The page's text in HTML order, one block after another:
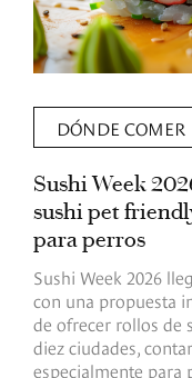
DÓNDE COMER
Sushi Week
sushi pet
para perros
Sushi Week 2026
con una propuesta
de ofrecer rollos de
diez ciudades,
especialmente para